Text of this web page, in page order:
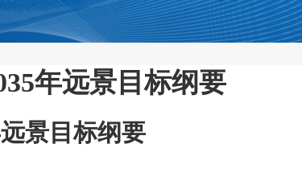
年远景目标纲要
景目标纲要